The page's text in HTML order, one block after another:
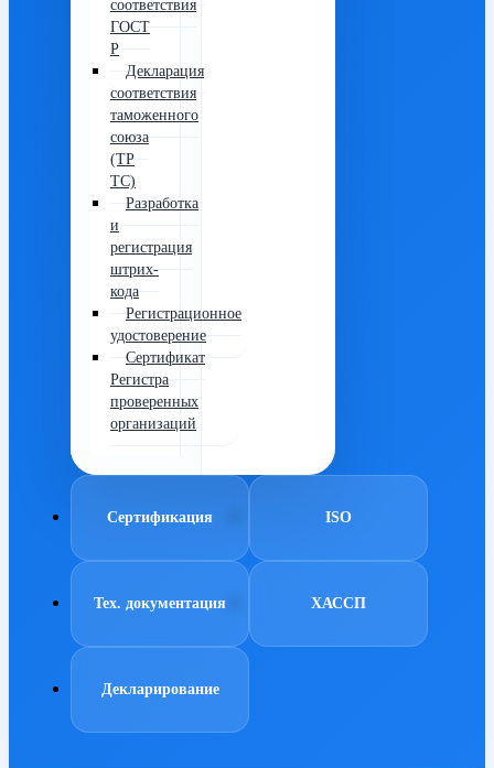
соответствия
ГОСТ
Р
Декларация
соответствия
таможенного
союза
(ТР
ТС)
Разработка
и
регистрация
штрих-
кода
Регистрационное
удостоверение
Сертификат
Регистра
проверенных
организаций
Сертификация ISO
Тех. документация ХАССП
Декларирование